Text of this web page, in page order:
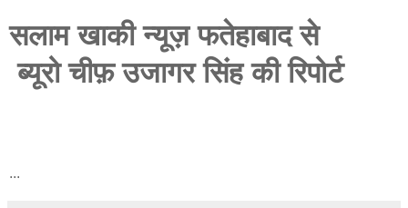
सलाम खाकी न्यूज़ फतेहाबाद से
ब्यूरो चीफ़ उजागर सिंह की रिपोर्ट
...